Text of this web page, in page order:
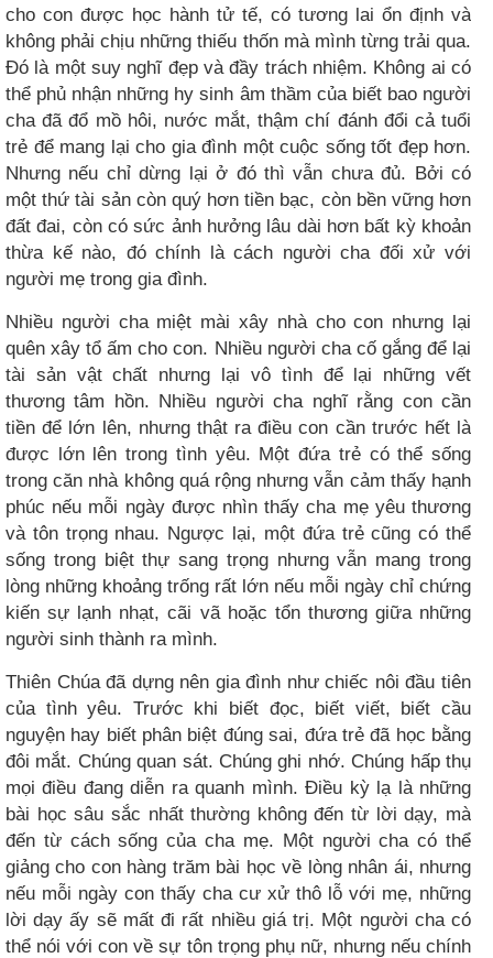
cho con được học hành tử tế, có tương lai ổn định và
không phải chịu những thiếu thốn mà mình từng trải qua.
Đó là một suy nghĩ đẹp và đầy trách nhiệm. Không ai có
thể phủ nhận những hy sinh âm thầm của biết bao người
cha đã đổ mồ hôi, nước mắt, thậm chí đánh đổi cả tuổi
trẻ để mang lại cho gia đình một cuộc sống tốt đẹp hơn.
Nhưng nếu chỉ dừng lại ở đó thì vẫn chưa đủ. Bởi có
một thứ tài sản còn quý hơn tiền bạc, còn bền vững hơn
đất đai, còn có sức ảnh hưởng lâu dài hơn bất kỳ khoản
thừa kế nào, đó chính là cách người cha đối xử với
người mẹ trong gia đình.
Nhiều người cha miệt mài xây nhà cho con nhưng lại
quên xây tổ ấm cho con. Nhiều người cha cố gắng để lại
tài sản vật chất nhưng lại vô tình để lại những vết
thương tâm hồn. Nhiều người cha nghĩ rằng con cần
tiền để lớn lên, nhưng thật ra điều con cần trước hết là
được lớn lên trong tình yêu. Một đứa trẻ có thể sống
trong căn nhà không quá rộng nhưng vẫn cảm thấy hạnh
phúc nếu mỗi ngày được nhìn thấy cha mẹ yêu thương
và tôn trọng nhau. Ngược lại, một đứa trẻ cũng có thể
sống trong biệt thự sang trọng nhưng vẫn mang trong
lòng những khoảng trống rất lớn nếu mỗi ngày chỉ chứng
kiến sự lạnh nhạt, cãi vã hoặc tổn thương giữa những
người sinh thành ra mình.
Thiên Chúa đã dựng nên gia đình như chiếc nôi đầu tiên
của tình yêu. Trước khi biết đọc, biết viết, biết cầu
nguyện hay biết phân biệt đúng sai, đứa trẻ đã học bằng
đôi mắt. Chúng quan sát. Chúng ghi nhớ. Chúng hấp thụ
mọi điều đang diễn ra quanh mình. Điều kỳ lạ là những
bài học sâu sắc nhất thường không đến từ lời dạy, mà
đến từ cách sống của cha mẹ. Một người cha có thể
giảng cho con hàng trăm bài học về lòng nhân ái, nhưng
nếu mỗi ngày con thấy cha cư xử thô lỗ với mẹ, những
lời dạy ấy sẽ mất đi rất nhiều giá trị. Một người cha có
thể nói với con về sự tôn trọng phụ nữ, nhưng nếu chính